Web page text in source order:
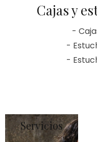
Cajas y
-
-
-
Servicios